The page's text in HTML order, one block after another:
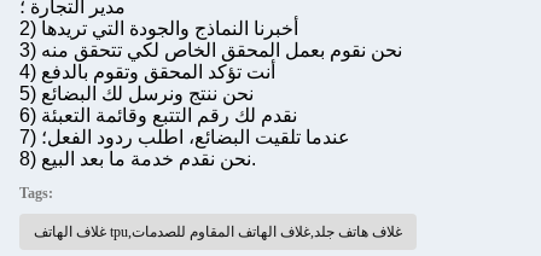
مدير التجارة ؛
2) أخبرنا النماذج والجودة التي تريدها
3) نحن نقوم بعمل المحقق الخاص لكي تتحقق منه
4) أنت تؤكد المحقق وتقوم بالدفع
5) نحن ننتج ونرسل لك البضائع
6) نقدم لك رقم التتبع وقائمة التعبئة
7) عندما تلقيت البضائع، اطلب ردود الفعل؛
8) نحن نقدم خدمة ما بعد البيع.
Tags:
غلاف الهاتف tpu,غلاف هاتف جلد,غلاف الهاتف المقاوم للصدمات